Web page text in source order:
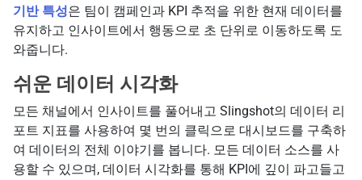
기반 특성은 팀이 캠페인과 KPI 추적을 위한 현재 데이터를
유지하고 인사이트에서 행동으로 초 단위로 이동하도록 도
와줍니다.
쉬운 데이터 시각화
모든 채널에서 인사이트를 풀어내고 Slingshot의 데이터 리
포트 지표를 사용하여 몇 번의 클릭으로 대시보드를 구축하
여 데이터의 전체 이야기를 봅니다. 모든 데이터 소스를 사
용할 수 있으며, 데이터 시각화를 통해 KPI에 깊이 파고들고